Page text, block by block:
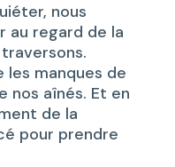
nous
au regard de la
les manques de
nos aînés. Et en
de la
pour prendre